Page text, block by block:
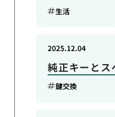
生活
純正キーとス
2025.12.04
鍵交換